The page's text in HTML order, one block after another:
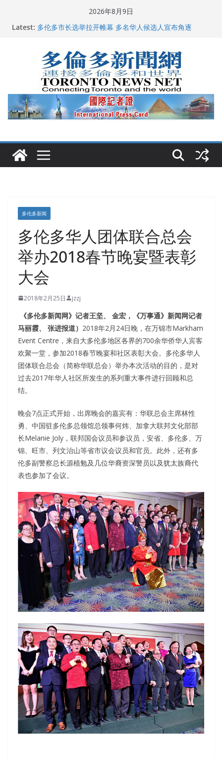
2026年8月9日
Latest: 龚晓华参加多伦多骄傲大游行 与市民分享竞选理念
特朗普称加拿大“不友善”并批评其领导层 卡尼：谈判事
关加拿大就业
2026加拿大青少年儿童绘画比赛颁奖典礼多伦多举行
多伦多新闻
多伦多华人团体联合总会
举办2018春节晚宴暨表彰
大会
2018年2月25日 jzzj
《多伦多新闻网》记者王坚、 金宏，《万事通》新闻网记者
马丽霞、 张进报道） 2018年2月24日晚，在万锦市Markham
Event Centre，来自大多伦多地区各界的700余华侨华人宾客
欢聚一堂，参加2018春节晚宴和社区表彰大会。多伦多华人
团体联合总会（简称华联总会）举办本次活动的目的，是对
过去2017年华人社区所发生的系列重大事件进行回顾和总
结。
晚会7点正式开始，出席晚会的嘉宾有：华联总会主席林性
勇、中国驻多伦多总领馆总领事何炜、加拿大联邦文化部部
长Melanie Joly，联邦国会议员和参议员，安省、多伦多、万
锦、旺市、列文治山等省市议会议员和官员。此外，还有多
伦多副警察总长源植勉及几位华裔资深警员以及犹太族裔代
表也参加了会议。